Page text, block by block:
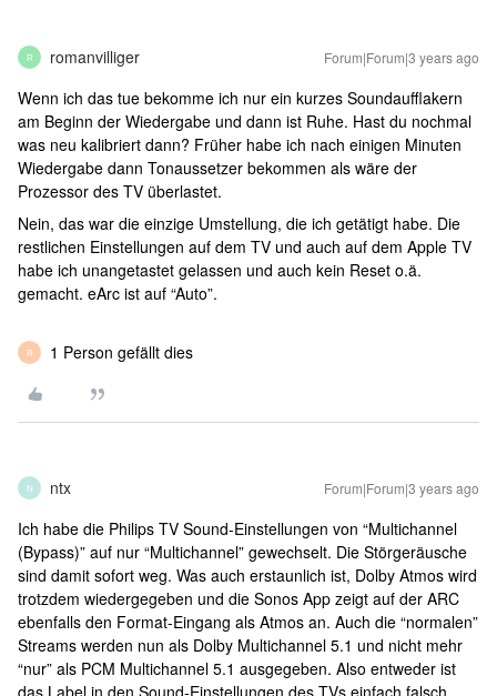
R romanvilliger Forum|Forum|3 years ago
Wenn ich das tue bekomme ich nur ein kurzes Soundaufflakern
am Beginn der Wiedergabe und dann ist Ruhe. Hast du nochmal
was neu kalibriert dann? Früher habe ich nach einigen Minuten
Wiedergabe dann Tonaussetzer bekommen als wäre der
Prozessor des TV überlastet.
Nein, das war die einzige Umstellung, die ich getätigt habe. Die
restlichen Einstellungen auf dem TV und auch auf dem Apple TV
habe ich unangetastet gelassen und auch kein Reset o.ä.
gemacht. eArc ist auf “Auto”.
R 1 Person gefällt dies
N ntx Forum|Forum|3 years ago
Ich habe die Philips TV Sound-Einstellungen von “Multichannel
(Bypass)” auf nur “Multichannel” gewechselt. Die Störgeräusche
sind damit sofort weg. Was auch erstaunlich ist, Dolby Atmos wird
trotzdem wiedergegeben und die Sonos App zeigt auf der ARC
ebenfalls den Format-Eingang als Atmos an. Auch die “normalen”
Streams werden nun als Dolby Multichannel 5.1 und nicht mehr
“nur” als PCM Multichannel 5.1 ausgegeben. Also entweder ist
das Label in den Sound-Einstellungen des TVs einfach falsch